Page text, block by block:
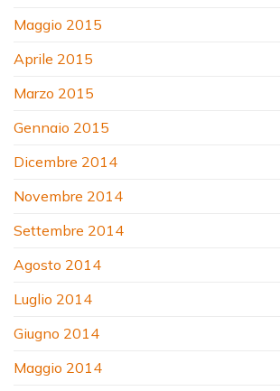
Maggio 2015
Aprile 2015
Marzo 2015
Gennaio 2015
Dicembre 2014
Novembre 2014
Settembre 2014
Agosto 2014
Luglio 2014
Giugno 2014
Maggio 2014